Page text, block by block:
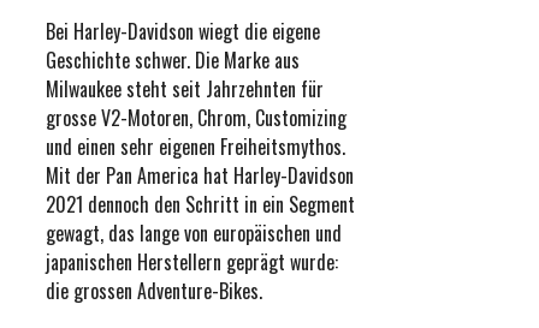
Bei Harley-Davidson wiegt die eigene
Geschichte schwer. Die Marke aus
Milwaukee steht seit Jahrzehnten für
grosse V2-Motoren, Chrom, Customizing
und einen sehr eigenen Freiheitsmythos.
Mit der Pan America hat Harley-Davidson
2021 dennoch den Schritt in ein Segment
gewagt, das lange von europäischen und
japanischen Herstellern geprägt wurde:
die grossen Adventure-Bikes.